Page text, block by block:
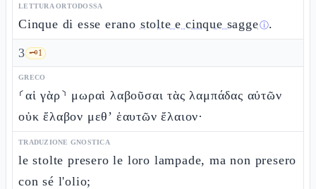
LETTURA ORTODOSSA
Cinque di esse erano stolte e cinque saggeⓘ.
3 🗝️1
GRECO
⸂αἱ γὰρ⸃ μωραὶ λαβοῦσαι τὰς λαμπάδας αὐτῶν
οὐκ ἔλαβον μεθ’ ἑαυτῶν ἔλαιον·
TRADUZIONE GNOSTICA
le stolte presero le loro lampade, ma non presero
con sé l'olio;